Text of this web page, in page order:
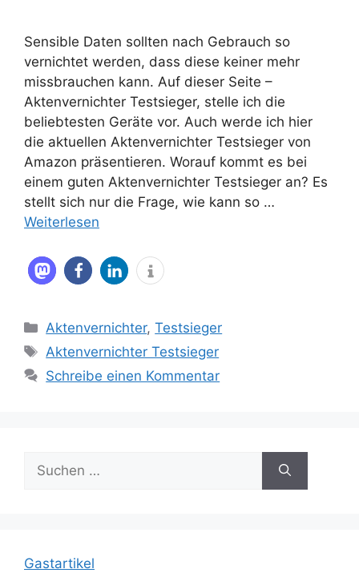
Sensible Daten sollten nach Gebrauch so
vernichtet werden, dass diese keiner mehr
missbrauchen kann. Auf dieser Seite –
Aktenvernichter Testsieger, stelle ich die
beliebtesten Geräte vor. Auch werde ich hier
die aktuellen Aktenvernichter Testsieger von
Amazon präsentieren. Worauf kommt es bei
einem guten Aktenvernichter Testsieger an? Es
stellt sich nur die Frage, wie kann so …
Weiterlesen
Kategorien
Aktenvernichter,Testsieger
Schlagwörter
Aktenvernichter Testsieger
Schreibe einen Kommentar
Suche
nach:
Gastartikel